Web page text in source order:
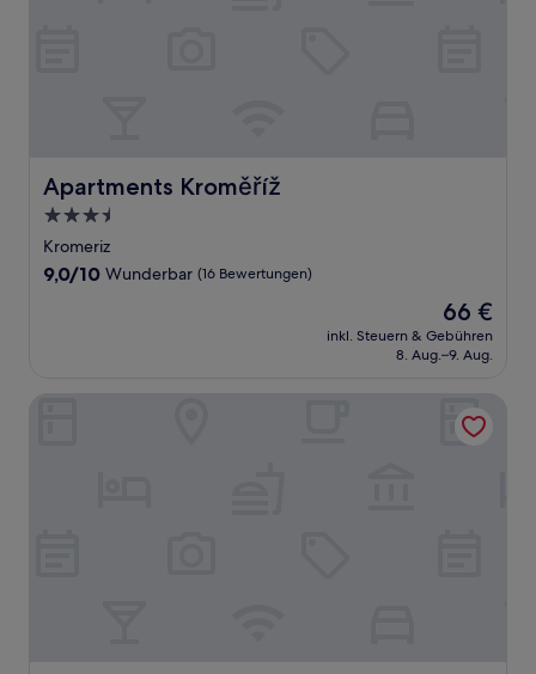
Apartments Kroměříž
Apartments Kroměříž
3.5-
Sterne-
Unterkunft
Kromeriz
9.0
9,0/10 Wunderbar (16 Bewertungen)
Der
Preis
beträgt
66 €
inkl. Steuern & Gebühren
8. Aug.–9. Aug.